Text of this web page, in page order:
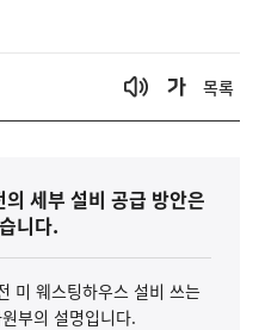
목록
세부 설비 공급 방안은
니다.
미 웨스팅하우스 설비 쓰는
부의 설명입니다.